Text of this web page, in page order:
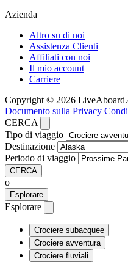
Azienda
Altro su di noi
Assistenza Clienti
Affiliati con noi
Il mio account
Carriere
Copyright © 2026
Documento sulla Privacy
CERCA
Tipo di viaggio
Destinazione
Periodo di viaggio
CERCA
o
Esplorare
Esplorare
Crociere subacquee
Crociere avventura
Crociere fluviali